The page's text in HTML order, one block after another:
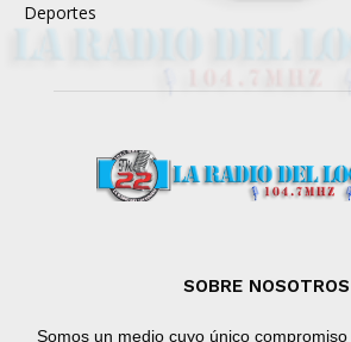
Deportes
SOBRE NOSOTROS
Somos un medio cuyo único